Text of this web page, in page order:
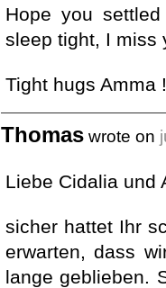
Hope you
sleep tight, I miss
Tight hugs Amma !
Thomas wrote on
Liebe Cidalia und
sicher hattet Ihr
erwarten, dass
lange geblieben.